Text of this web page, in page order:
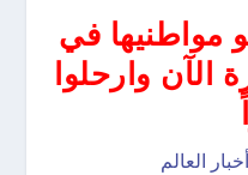
مواطنيها في
الآن وارحلوا
أخبار العالم